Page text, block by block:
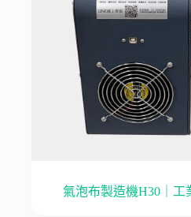
氣泡布製造機H30｜工